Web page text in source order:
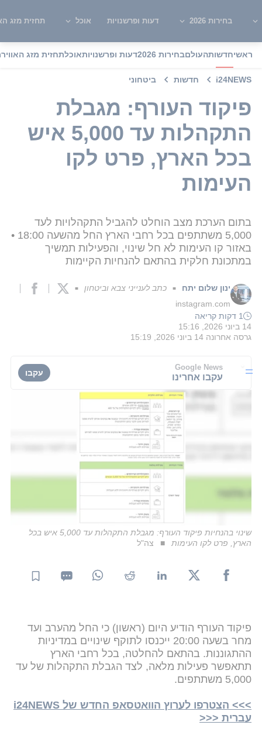
בחירות 2026 דעות ופרשנויות אוכל תחזית מזג
ראשיחדשותהעולםבחירות 2026 דעות ופרשנויותאוכלתחזית מזג האוויר
i24NEWS חדשות ביטחוני
פיקוד העורף: מגבלת
התקהלות עד 5,000 איש
בכל הארץ, פרט לקו
העימות
בתום הערכת מצב הוחלט להגביל התקהלויות לעד
5,000 משתתפים בכל רחבי הארץ החל מהשעה 18:00 •
באזור קו העימות לא חל שינוי, והפעילות תמשיך
במתכונת חלקית בהתאם להנחיות הקיימות
ינון שלום יתח ■ כתב לענייני צבא וביטחון ■
instagram.com
1 דקות קריאה
14 ביוני 2026, 15:16
גרסה אחרונה 14 ביוני 2026, 15:19
Google News
עקבו אחרינו עקבו
שינוי בהנחיות פיקוד העורף: מגבלת התקהלות עד 5,000 איש בכל
הארץ, פרט לקו העימות
צה"ל
פיקוד העורף הודיע היום (ראשון) כי החל מהערב ועד
מחר בשעה 20:00 ייכנסו לתוקף שינויים במדיניות
ההתגוננות. בהתאם להחלטה, בכל רחבי הארץ
תתאפשר פעילות מלאה, לצד הגבלת התקהלות של עד
5,000 משתתפים.
>>> הצטרפו לערוץ הוואטסאפ החדש של i24NEWS
עברית <<<